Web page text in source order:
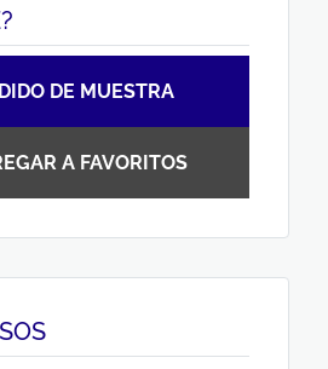
DE MUESTRA
A FAVORITOS